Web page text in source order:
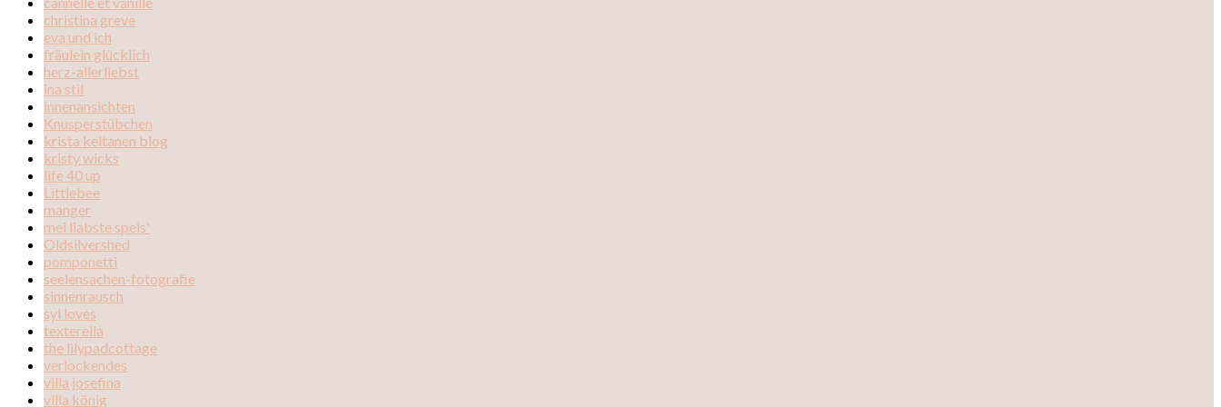
christina greve
eva und ich
fräulein glücklich
herz-allerliebst
ina stil
innenansichten
Knusperstübchen
krista keltanen blog
kristy wicks
life 40 up
Littlebee
manger
mei liabste speis'
Oldsilvershed
pomponetti
seelensachen-fotografie
sinnenrausch
syl loves
texterella
the lilypadcottage
verlockendes
villa josefina
villa könig